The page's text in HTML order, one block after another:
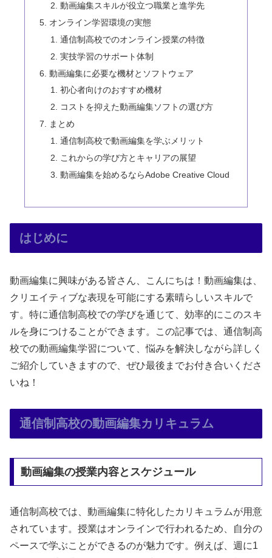
動画編集スキルが役立つ職業と進学先
オンライン学習環境の実態
通信制高校でのオンライン授業の特徴
実技学習のサポート体制
動画編集に必要な機材とソフトウェア
初心者向けのおすすめ機材
コストを抑えた動画編集ソフトの選び方
まとめ
通信制高校で動画編集を学ぶメリット
これからの学び方とキャリアの展望
動画編集を始めるならAdobe Creative Cloud
はじめに
動画編集に興味がある皆さん、こんにちは！動画編集は、
クリエイティブな表現を可能にする素晴らしいスキルで
す。特に通信制高校での学びを通じて、効率的にこのスキ
ルを身につけることができます。この記事では、通信制高
校での動画編集学習について、悩みを解決しながら詳しく
ご紹介していきますので、ぜひ最後までお付き合いくださ
いね！
通信制高校の動画編集カリキュラム
動画編集の授業内容とスケジュール
通信制高校では、動画編集に特化したカリキュラムが用意
されています。授業はオンラインで行われるため、自分の
ペースで学ぶことができるのが魅力です。例えば、週に1